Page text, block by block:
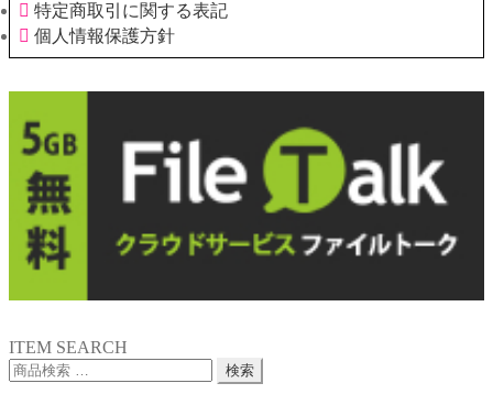
特定商取引に関する表記
個人情報保護方針
ITEM SEARCH
検
検索